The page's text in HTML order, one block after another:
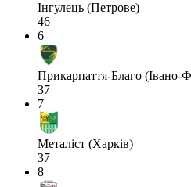
Інгулець (Петрове)
46
6
Прикарпаття-Благо (Івано-
37
7
Металіст (Харків)
37
8